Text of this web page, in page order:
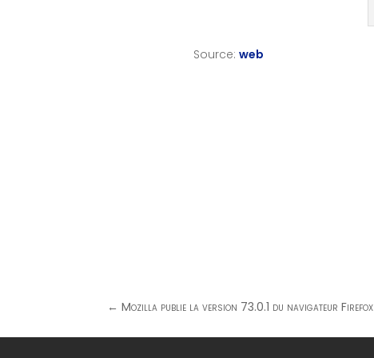
Source: web
←Mozilla publie la version 73.0.1 du navigateur Firefox